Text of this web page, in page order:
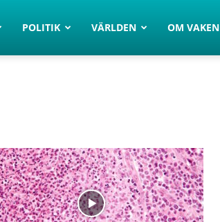
POLITIK VÄRLDEN OM VAKEN